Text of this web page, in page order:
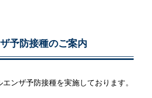
予防接種のご案内
ンザ予防接種を実施しております。